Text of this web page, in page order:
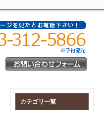
カテゴリ一覧